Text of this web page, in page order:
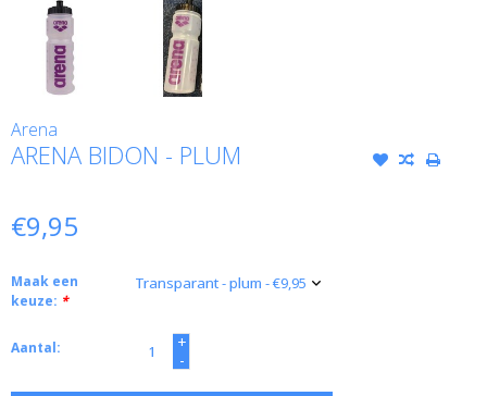
Arena
ARENA BIDON - PLUM
€9,95
Maak een
keuze: *
Aantal:
+
-